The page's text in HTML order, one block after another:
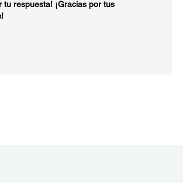
tu respuesta! ¡Gracias por tus